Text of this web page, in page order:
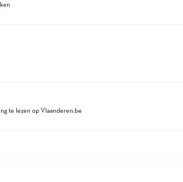
te lezen op Vlaanderen.be